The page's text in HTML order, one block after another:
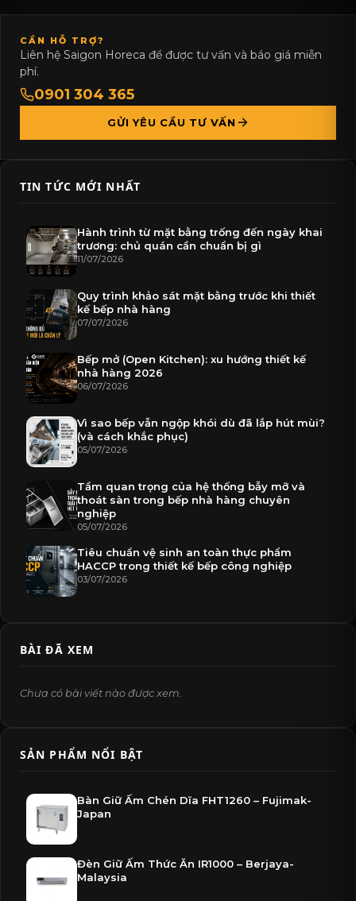
CẦN HỖ TRỢ?
Liên hệ Saigon Horeca để được tư vấn và báo giá miễn
phí.
0901 304 365
GỬI YÊU CẦU TƯ VẤN
TIN TỨC MỚI NHẤT
Hành trình từ mặt bằng trống đến ngày khai
trương: chủ quán cần chuẩn bị gì
11/07/2026
Quy trình khảo sát mặt bằng trước khi thiết
kế bếp nhà hàng
07/07/2026
Bếp mở (Open Kitchen): xu hướng thiết kế
nhà hàng 2026
06/07/2026
Vì sao bếp vẫn ngộp khói dù đã lắp hút mùi?
(và cách khắc phục)
05/07/2026
Tầm quan trọng của hệ thống bẫy mỡ và
thoát sàn trong bếp nhà hàng chuyên
nghiệp
05/07/2026
Tiêu chuẩn vệ sinh an toàn thực phẩm
HACCP trong thiết kế bếp công nghiệp
03/07/2026
BÀI ĐÃ XEM
Chưa có bài viết nào được xem.
SẢN PHẨM NỔI BẬT
Bàn Giữ Ấm Chén Dĩa FHT1260 – Fujimak-
Japan
Đèn Giữ Ấm Thức Ăn IR1000 – Berjaya-
Malaysia